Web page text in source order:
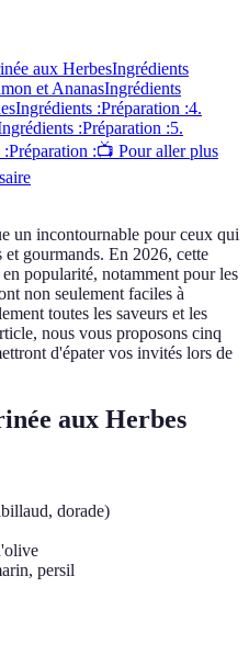
aux HerbesIngrédients
et AnanasIngrédients
Ingrédients :Préparation :4.
:Préparation :5.
:Préparation :📺 Pour aller plus
un incontournable pour ceux qui
et gourmands. En 2026, cette
popularité, notamment pour les
non seulement faciles à
toutes les saveurs et les
nous vous proposons cinq
d'épater vos invités lors de
aux Herbes
dorade)
persil